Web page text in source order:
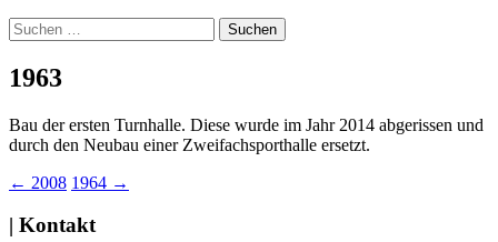
Suchen
nach:
1963
Bau der ersten Turnhalle. Diese wurde im Jahr 2014 abgerissen und
durch den Neubau einer Zweifachsporthalle ersetzt.
Beitragsnavigation
← 2008 1964 →
| Kontakt